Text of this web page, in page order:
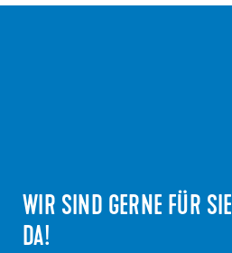
WIR SIND GERNE FÜR SIE
DA!